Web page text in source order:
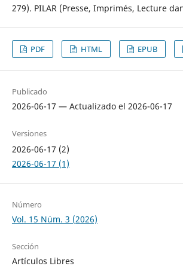
279). PILAR (Presse, Imprimés, Lecture
PDF HTML EPUB
Publicado
2026-06-17 — Actualizado el 2026-06-17
Versiones
2026-06-17 (2)
2026-06-17 (1)
Número
Vol. 15 Núm. 3 (2026)
Sección
Artículos Libres